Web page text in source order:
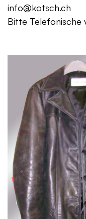
info@kotsch.ch
Bitte Telefonische